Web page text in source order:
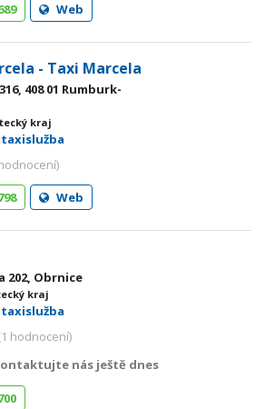
Web
- Taxi Marcela
408 01 Rumburk-
kraj
Web
202, Obrnice
kraj
1 hodnocení)
nás ještě dnes